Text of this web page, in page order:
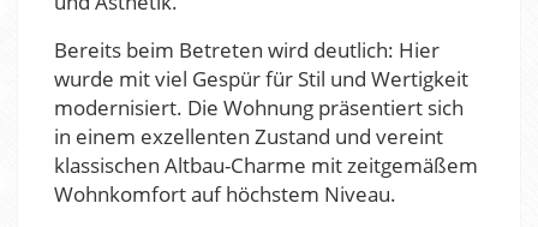
Bereits beim Betreten wird deutlich: Hier
wurde mit viel Gespür für Stil und Wertigkeit
modernisiert. Die Wohnung präsentiert sich
in einem exzellenten Zustand und vereint
klassischen Altbau-Charme mit zeitgemäßem
Wohnkomfort auf höchstem Niveau.